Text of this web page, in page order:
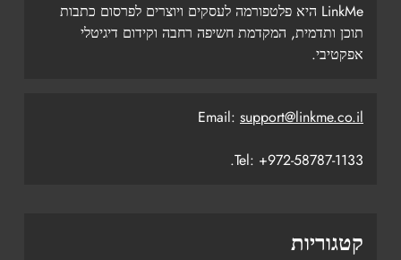
LinkMe היא פלטפורמה לעסקים ויוצרים לפרסום כתבות
תוכן ותדמית, המקדמת חשיפה רחבה וקידום דיגיטלי
אפקטיבי.
Email: support@linkme.co.il
Tel: +972-58787-1133.
קטגוריות